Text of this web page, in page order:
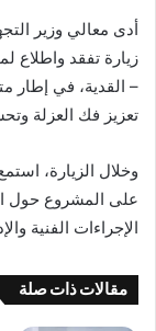
أدى معالي وزير
زيارة تفقد واطلاع
– القدية، في إطار
تعزيز فك العزلة
وخلال الزيارة،
على المشروع حول
الإجراءات الفنية
مقالات ذات صلة